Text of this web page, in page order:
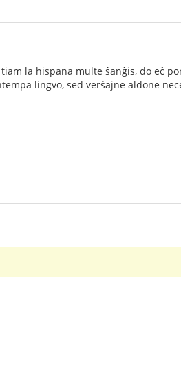
la hispana multe ŝanĝis, do eĉ
lingvo, sed verŝajne aldone